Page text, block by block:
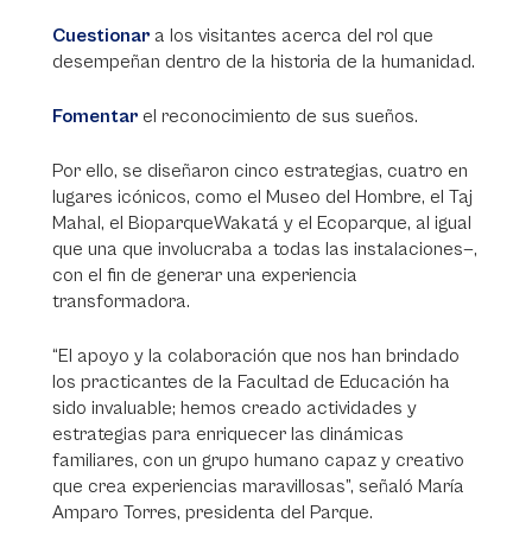
Cuestionar a los visitantes acerca del rol que
desempeñan dentro de la historia de la humanidad.
Fomentar el reconocimiento de sus sueños.
Por ello, se diseñaron cinco estrategias, cuatro en
lugares icónicos, como el Museo del Hombre, el Taj
Mahal, el BioparqueWakatá y el Ecoparque, al igual
que una que involucraba a todas las instalaciones—,
con el fin de generar una experiencia
transformadora.
“El apoyo y la colaboración que nos han brindado
los practicantes de la Facultad de Educación ha
sido invaluable; hemos creado actividades y
estrategias para enriquecer las dinámicas
familiares, con un grupo humano capaz y creativo
que crea experiencias maravillosas”, señaló María
Amparo Torres, presidenta del Parque.